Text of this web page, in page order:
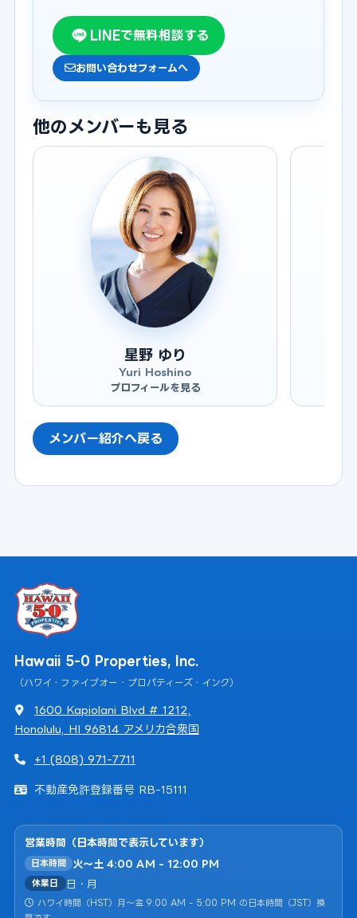
LINEで無料相談する
お問い合わせフォームへ
他のメンバーも見る
星野 ゆり
Yuri Hoshino
プロフィールを見る
メンバー紹介へ戻る
Hawaii 5-0 Properties, Inc.
（ハワイ・ファイブオー・プロパティーズ・インク）
1600 Kapiolani Blvd # 1212,
Honolulu, HI 96814 アメリカ合衆国
+1 (808) 971-7711
不動産免許登録番号 RB-15111
営業時間（日本時間で表示しています）
日本時間 火〜土 4:00 AM - 12:00 PM
休業日 日・月
ハワイ時間（HST）月〜金 9:00 AM - 5:00 PM の日本時間（JST）換